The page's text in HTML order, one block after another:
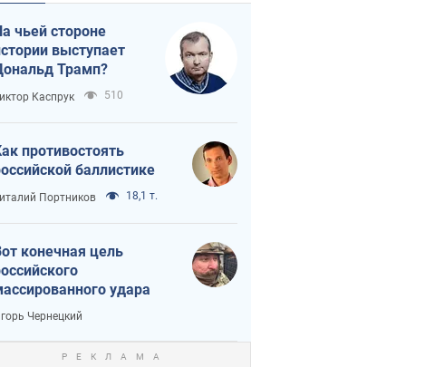
чьей стороне
выступает
Трамп?
Каспрук 510
противостоять
баллистике
Портников 18,1 т.
конечная цель
удара
Чернецкий